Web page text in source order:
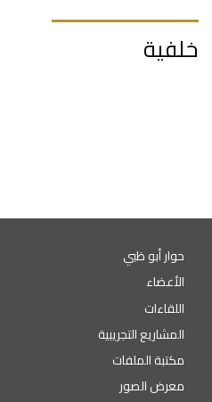
خلفية
حوار أبو ظبي
الأعضاء
اللقاءات
المشاريع التجريبية
مكتبة الملفات
معرض الصور